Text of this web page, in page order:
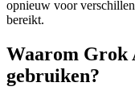
opnieuw voor
bereikt.
Waarom Grok
gebruiken?